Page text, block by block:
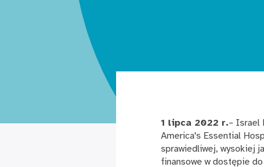
1 lipca 2022 r.– Israel
America's Essential
sprawiedliwej, wysokiej
finansowe w dostępie